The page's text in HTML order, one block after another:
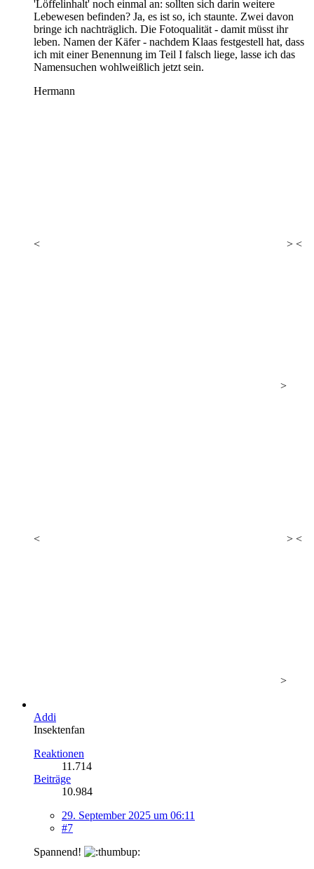
'Löffelinhalt' noch einmal an: sollten sich darin weitere
Lebewesen befinden? Ja, es ist so, ich staunte. Zwei davon
bringe ich nachträglich. Die Fotoqualität - damit müsst ihr
leben. Namen der Käfer - nachdem Klaas festgestell hat, dass
ich mit einer Benennung im Teil I falsch liege, lasse ich das
Namensuchen wohlweißlich jetzt sein.
Hermann
< > <
>
< > <
>
Addi
Insektenfan
Reaktionen
11.714
Beiträge
10.984
29. September 2025 um 06:11
#7
Spannend!